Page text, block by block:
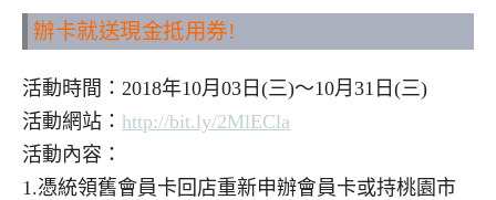
辦卡就送現金抵用券!
活動時間：2018年10月03日(三)～10月31日(三)
活動網站： http://bit.ly/2MlECla
活動內容：
1.憑統領舊會員卡回店重新申辦會員卡或持桃園市